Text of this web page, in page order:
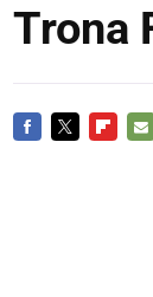
Trona